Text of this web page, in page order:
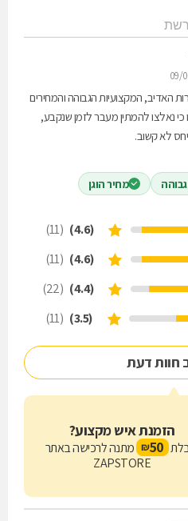
האדיב, המקצועיות הגבוהה והמחירים
כי נאלצו להמתין מעבר לזמן שנקבע,
לא קשוב.
מחיר הוגן
(4.6)
(11)
(4.6)
(11)
(4.4)
(22)
(3.5)
(11)
חוות דעת
הזמנת איש מקצוע?
50
₪ מתנה לרכישה באתר
ZAPSTORE